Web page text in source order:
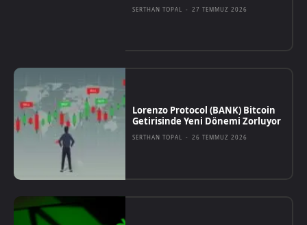
SERTHAN TOPAL - 27 TEMMUZ 2026
Lorenzo Protocol (BANK) Bitcoin
Getirisinde Yeni Dönemi Zorluyor
SERTHAN TOPAL - 26 TEMMUZ 2026